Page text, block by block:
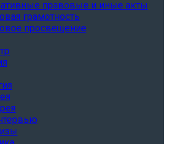
правовые и иные акты
грамотность
просвещение